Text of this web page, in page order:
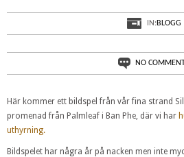
IN:BLOGG
NO
Här kommer ett bildspel från vår fina strand
promenad från Palmleaf i Ban Phe, där vi har
uthyrning.
Bildspelet har några år på nacken men inte